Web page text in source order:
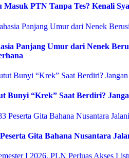
Masuk PTN Tanpa Tes? Kenali
Panjang Umur dari Nenek
Bunyi “Krek” Saat Berdiri?
Gita Bahana Nusantara